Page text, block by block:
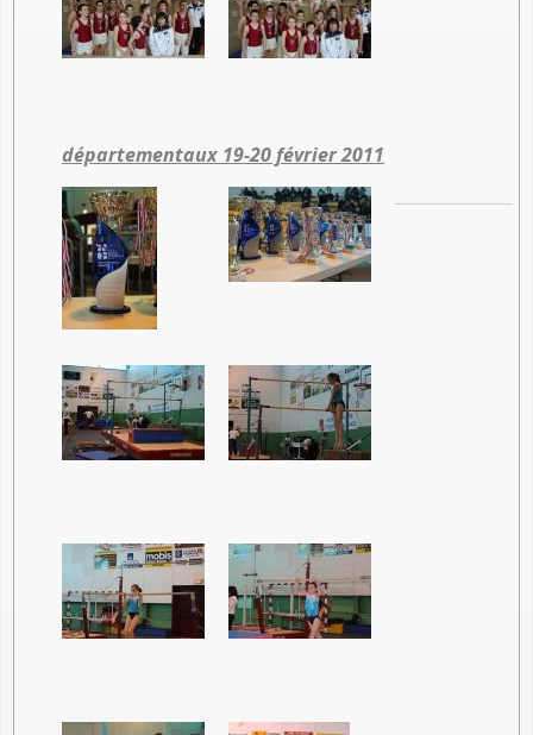
départementaux 19-20 février 2011